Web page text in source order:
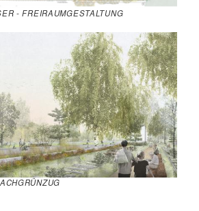
- FREIRAUMGESTALTUNG